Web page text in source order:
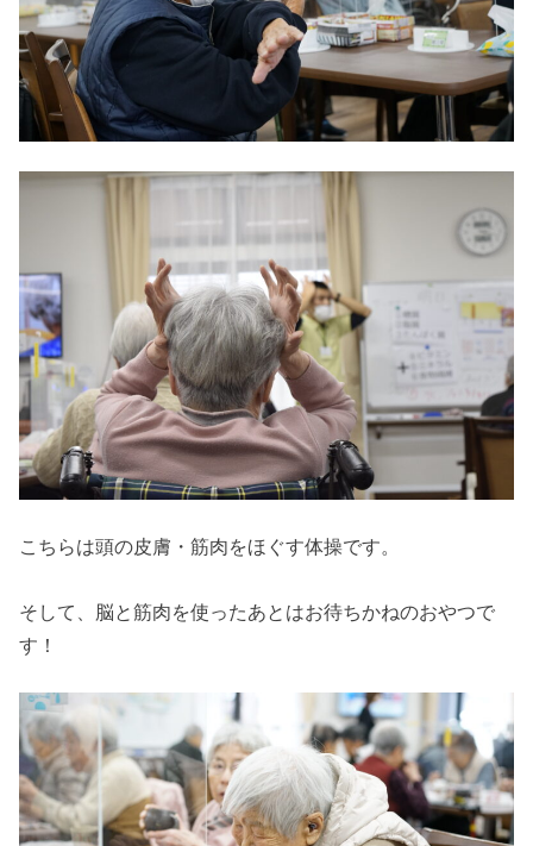
こちらは頭の皮膚・筋肉をほぐす体操です。
そして、脳と筋肉を使ったあとはお待ちかねのおやつで
す！